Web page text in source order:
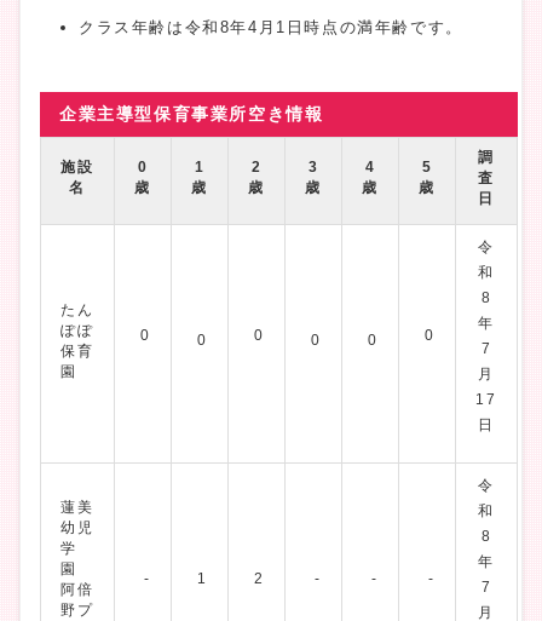
クラス年齢は令和8年4月1日時点の満年齢です。
企業主導型保育事業所空き情報
施設
名
0
歳
1
歳
2
歳
3
歳
4
歳
5
歳
調
査
日
たん
ぽぽ
保育
園
0 0 0 0 0 0
令
和
8
年
7
月
17
日
蓮美
幼児
学
園
阿倍
野プ
- 1 2 - - -
令
和
8
年
7
月